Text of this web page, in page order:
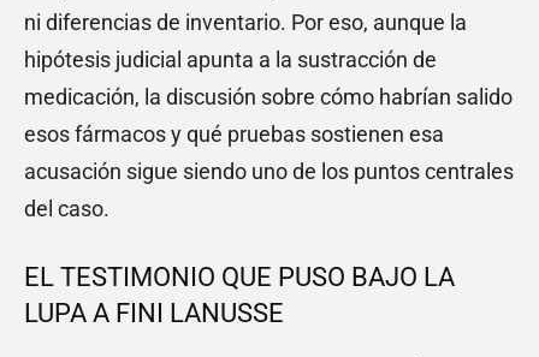
ni diferencias de inventario. Por eso, aunque la
hipótesis judicial apunta a la sustracción de
medicación, la discusión sobre cómo habrían salido
esos fármacos y qué pruebas sostienen esa
acusación sigue siendo uno de los puntos centrales
del caso.
EL TESTIMONIO QUE PUSO BAJO LA
LUPA A FINI LANUSSE